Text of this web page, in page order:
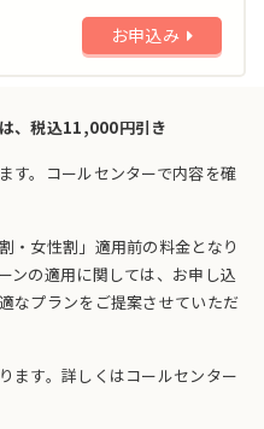
お申込み
、税込11,000円引き
す。コールセンターで内容を確
・女性割」適用前の料金となり
ンの適用に関しては、お申し込
なプランをご提案させていただ
ます。詳しくはコールセンター